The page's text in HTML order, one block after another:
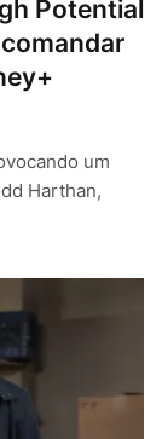
Potential
um
Harthan,